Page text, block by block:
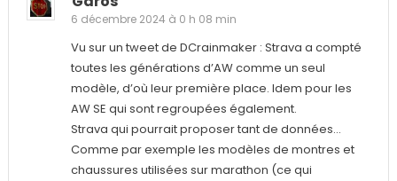
6 décembre 2024 à 0 h 08 min
Vu sur un tweet de DCrainmaker : Strava a compté
toutes les générations d’AW comme un seul
modèle, d’où leur première place. Idem pour les
AW SE qui sont regroupées également.
Strava qui pourrait proposer tant de données…
Comme par exemple les modèles de montres et
chaussures utilisées sur marathon (ce qui